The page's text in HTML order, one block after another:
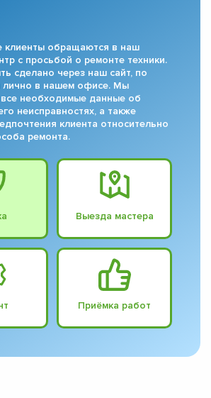
клиенты обращаются в наш
с просьбой о ремонте техники.
сделано через наш сайт, по
лично в нашем офисе. Мы
все необходимые данные об
неисправностях, а также
клиента относительно
ремонта.
Выезда мастера
Приёмка работ